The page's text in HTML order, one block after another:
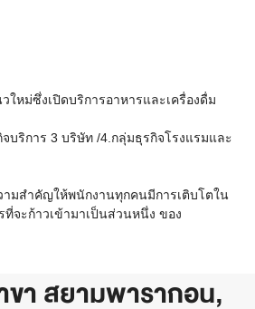
หม่ซึ่งเปิดบริการอาหารและเครื่องดื่ม
บริการ 3 บริษัท /4.กลุ่มธุรกิจโรงแรมและ
ามสำคัญให้พนักงานทุกคนมีการเติบโตใน
จะก้าวเข้ามาเป็นส่วนหนึ่ง ของ
ขา สยามพารากอน,